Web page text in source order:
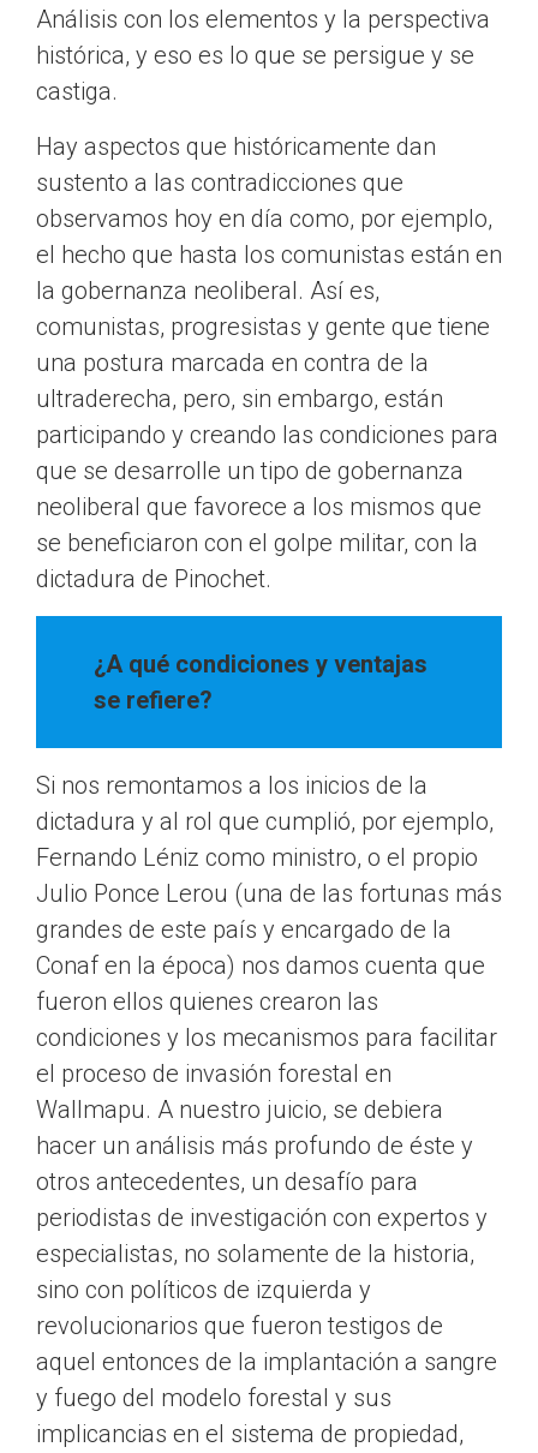
Análisis con los elementos y la perspectiva
histórica, y eso es lo que se persigue y se
castiga.
Hay aspectos que históricamente dan
sustento a las contradicciones que
observamos hoy en día como, por ejemplo,
el hecho que hasta los comunistas están en
la gobernanza neoliberal. Así es,
comunistas, progresistas y gente que tiene
una postura marcada en contra de la
ultraderecha, pero, sin embargo, están
participando y creando las condiciones para
que se desarrolle un tipo de gobernanza
neoliberal que favorece a los mismos que
se beneficiaron con el golpe militar, con la
dictadura de Pinochet.
¿A qué condiciones y ventajas
se refiere?
Si nos remontamos a los inicios de la
dictadura y al rol que cumplió, por ejemplo,
Fernando Léniz como ministro, o el propio
Julio Ponce Lerou (una de las fortunas más
grandes de este país y encargado de la
Conaf en la época) nos damos cuenta que
fueron ellos quienes crearon las
condiciones y los mecanismos para facilitar
el proceso de invasión forestal en
Wallmapu. A nuestro juicio, se debiera
hacer un análisis más profundo de éste y
otros antecedentes, un desafío para
periodistas de investigación con expertos y
especialistas, no solamente de la historia,
sino con políticos de izquierda y
revolucionarios que fueron testigos de
aquel entonces de la implantación a sangre
y fuego del modelo forestal y sus
implicancias en el sistema de propiedad,